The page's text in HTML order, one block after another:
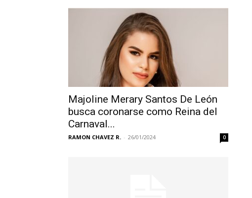
Majoline Merary Santos De León
busca coronarse como Reina del
Carnaval...
RAMON CHAVEZ R. - 26/01/2024 0